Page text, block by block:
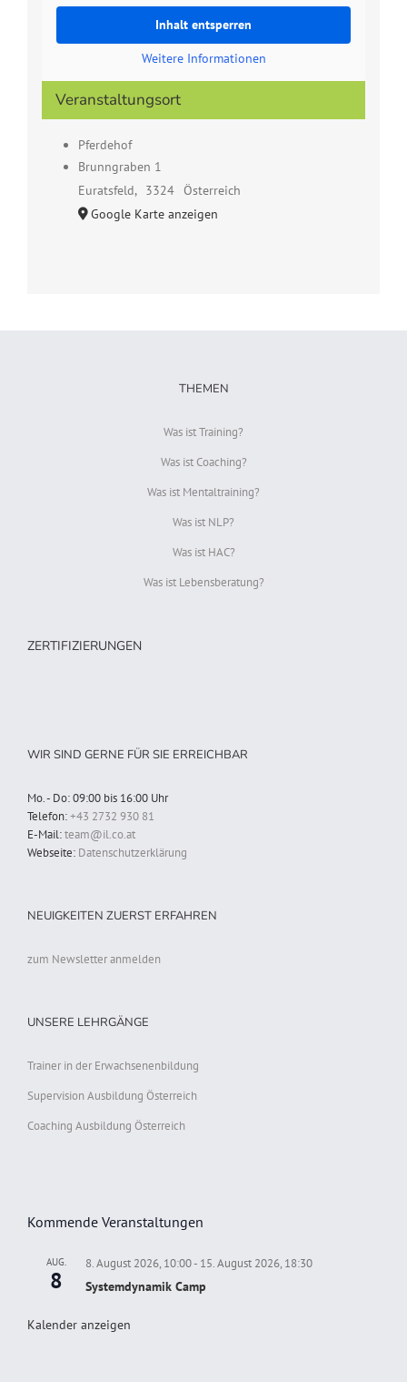
Veranstaltungsort
Pferdehof
Brunngraben 1
Euratsfeld, 3324 Österreich
Google Karte anzeigen
Inhalt entsperren
Weitere Informationen
THEMEN
Was ist Training?
Was ist Coaching?
Was ist Mentaltraining?
Was ist NLP?
Was ist HAC?
Was ist Lebensberatung?
ZERTIFIZIERUNGEN
WIR SIND GERNE FÜR SIE ERREICHBAR
Mo. - Do: 09:00 bis 16:00 Uhr
Telefon:+43 2732 930 81
E-Mail:team@il.co.at
Webseite: Datenschutzerklärung
NEUIGKEITEN ZUERST ERFAHREN
zum Newsletter anmelden
UNSERE LEHRGÄNGE
Trainer in der Erwachsenenbildung
Supervision Ausbildung Österreich
Coaching Ausbildung Österreich
Kommende Veranstaltungen
AUG.
8
8. August 2026, 10:00- 15. August 2026, 18:30
Systemdynamik Camp
Kalender anzeigen